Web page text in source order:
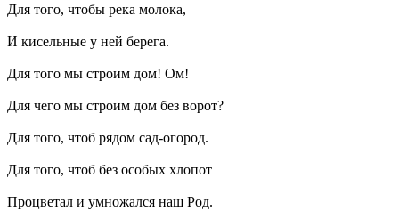
Для того, чтобы река молока,
И кисельные у ней берега.
Для того мы строим дом! Ом!
Для чего мы строим дом без ворот?
Для того, чтоб рядом сад-огород.
Для того, чтоб без особых хлопот
Процветал и умножался наш Род.